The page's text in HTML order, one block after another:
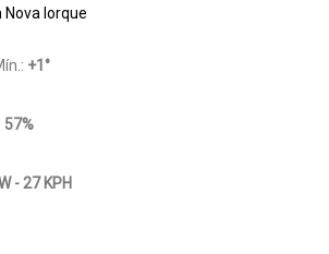
Iorque
+1 °
57%
- 27 KPH